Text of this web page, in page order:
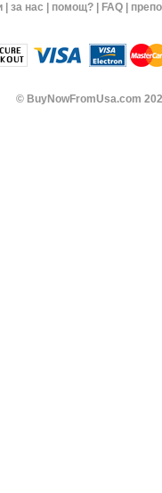
за нас помощ? FAQ
© BuyNowFromUsa.com